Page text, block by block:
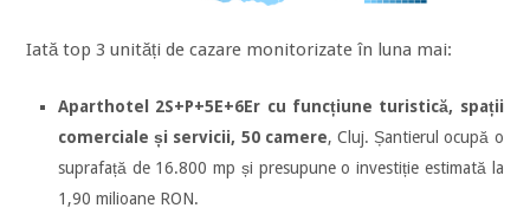
Iată top 3 unități de cazare monitorizate în luna mai:
Aparthotel 2S+P+5E+6Er cu funcțiune turistică, spații
comerciale și servicii, 50 camere, Cluj. Șantierul ocupă o
suprafață de 16.800 mp și presupune o investiție estimată la
1,90 milioane RON.